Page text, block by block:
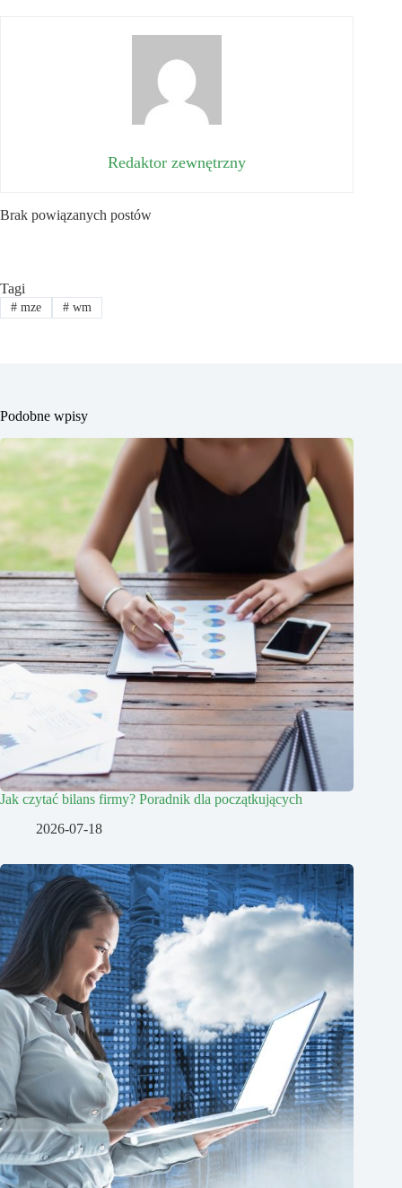
Redaktor zewnętrzny
Brak powiązanych postów
Tagi
#mze #wm
Podobne wpisy
Jak czytać bilans firmy? Poradnik dla początkujących
2026-07-18